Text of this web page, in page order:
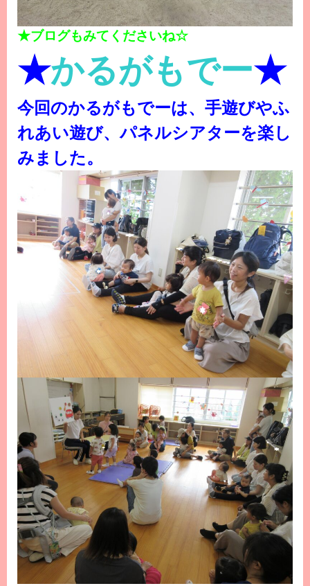
★ブログもみてくださいね☆
★かるがもでー★
今回のかるがもでーは、手遊びやふ
れあい遊び、パネルシアターを楽し
みました。